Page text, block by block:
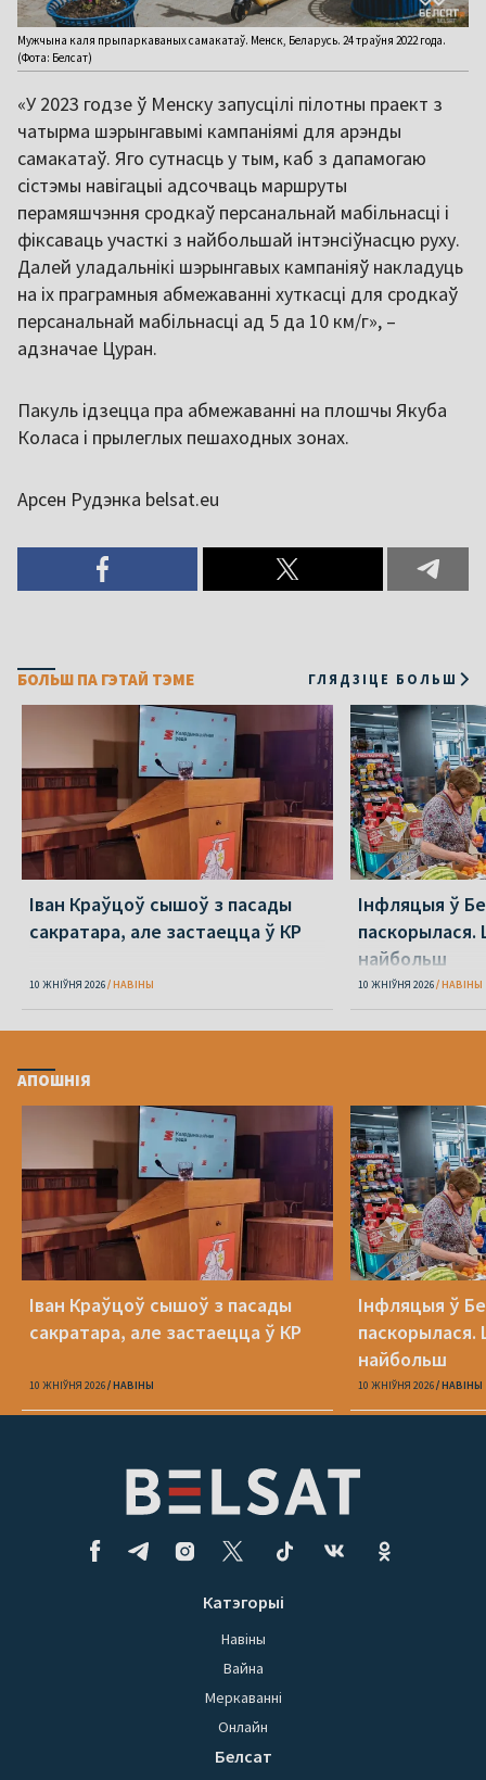
Мужчына каля прыпаркаваных самакатаў. Менск, Беларусь. 24 траўня 2022 года.
(Фота: Белсат)
«У 2023 годзе ў Менску запусцілі пілотны праект з
чатырма шэрынгавымі кампаніямі для арэнды
самакатаў. Яго сутнасць у тым, каб з дапамогаю
сістэмы навігацыі адсочваць маршруты
перамяшчэння сродкаў персанальнай мабільнасці і
фіксаваць участкі з найбольшай інтэнсіўнасцю руху.
Далей уладальнікі шэрынгавых кампаніяў накладуць
на іх праграмныя абмежаванні хуткасці для сродкаў
персанальнай мабільнасці ад 5 да 10 км/г», –
адзначае Цуран.
Пакуль ідзецца пра абмежаванні на плошчы Якуба
Коласа і прылеглых пешаходных зонах.
Арсен Рудэнка belsat.eu
БОЛЬШ ПА ГЭТАЙ ТЭМЕ ГЛЯДЗІЦЕ БОЛЬШ
Іван Краўцоў сышоў з пасады
сакратара, але застаецца ў КР
10 ЖНІЎНЯ 2026 НАВІНЫ
Інфляцыя ў
найбольш
10 ЖНІЎНЯ 2026 НАВІНЫ
АПОШНІЯ
Іван Краўцоў сышоў з пасады
сакратара, але застаецца ў КР
10 ЖНІЎНЯ 2026 НАВІНЫ
Інфляцыя ў
найбольш
10 ЖНІЎНЯ 2026 НАВІНЫ
Катэгорыі
Навіны
Вайна
Меркаванні
Онлайн
Белсат